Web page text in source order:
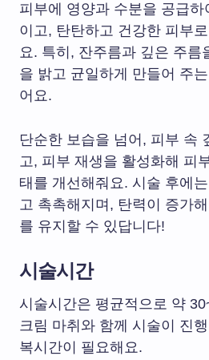
피부에 영양과 수분을 공급
이고, 탄탄하고 건강한 피부
요. 특히, 잔주름과 깊은 주름
을 밝고 균일하게 만들어 주
어요.
단순한 보습을 넘어, 피부 속
고, 피부 재생을 활성화해 피
태를 개선해줘요. 시술 후에
고 촉촉해지며, 탄력이 증가
를 유지할 수 있답니다!
시술시간
시술시간은 평균적으로 약
크림 마취와 함께 시술이 진
복시간이 필요해요.